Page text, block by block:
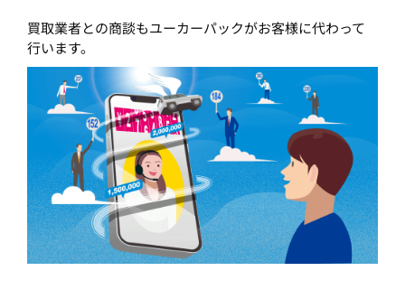
買取業者との商談もユーカーパックがお客様に代わって
行います。